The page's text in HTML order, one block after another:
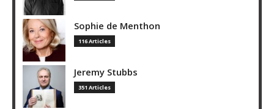
Sophie de Menthon
116 Articles
Jeremy Stubbs
351 Articles